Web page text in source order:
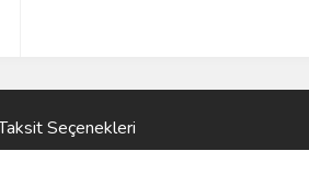
Seçenekleri